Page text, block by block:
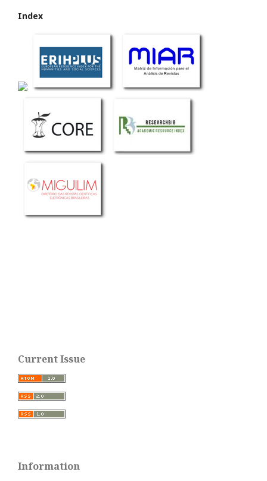
Index
Current Issue
Information